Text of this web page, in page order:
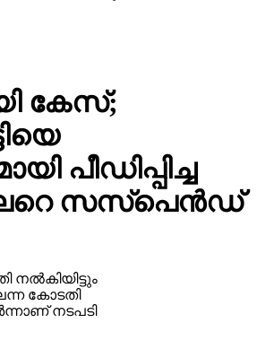
കേസ്;
പീഡിപ്പിച്ച
സസ്പെൻഡ്
നൽകിയിട്ടും
കോടതി
നടപടി